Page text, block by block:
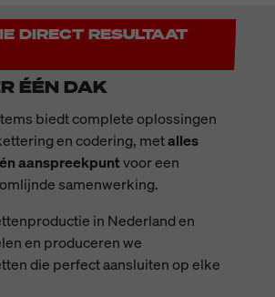
DIRECT RESULTAAT
ÉÉN DAK
biedt complete oplossingen
en codering, metalles
aanspreekpuntvoor een
samenwerking.
in Nederland en
en produceren we
die perfect aansluiten op elke